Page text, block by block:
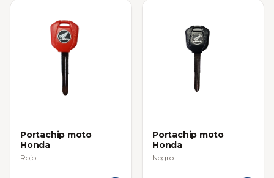
Portachip moto
Honda
Rojo
Portachip moto
Honda
Negro